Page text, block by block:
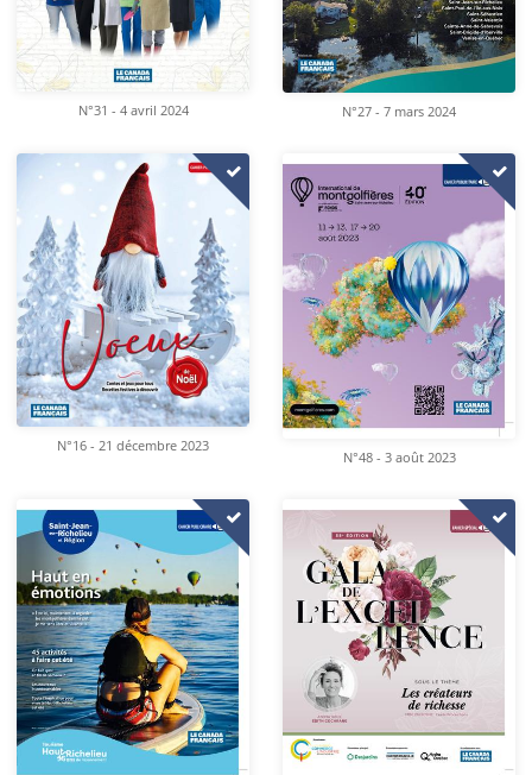
N°31 - 4 avril 2024 N°27 - 7 mars 2024
N°16 - 21 décembre 2023
N°48 - 3 août 2023